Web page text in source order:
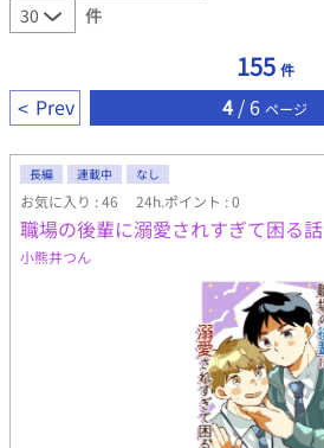
件
155 件
Prev 4 / 6 ページ
長編 連載中 なし
お気に入り : 46 24h.ポイント : 0
職場の後輩に溺愛されすぎて困る話
小熊井つん